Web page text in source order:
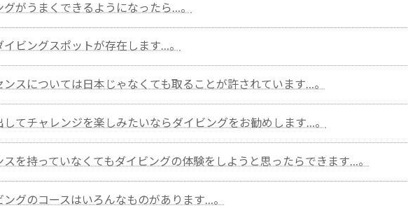
がうまくできるようになったら…。
ビングスポットが存在します…。
スについては日本じゃなくても取ることが許されています…。
てチャレンジを楽しみたいならダイビングをお勧めします…。
を持っていなくてもダイビングの体験をしようと思ったらできます…。
グのコースはいろんなものがあります…。